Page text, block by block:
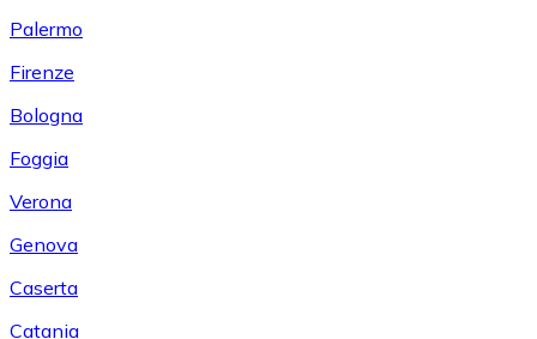
Palermo
Firenze
Bologna
Foggia
Verona
Genova
Caserta
Catania